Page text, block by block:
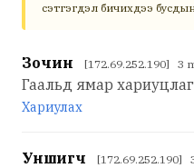
сэтгэгдэл бичихдээ
Зочин [172.69.252.190] 3
Гаальд ямар
Хариулах
Уншигч [172.69.252.190]